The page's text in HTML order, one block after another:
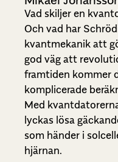
Vad skiljer en
Och vad har
kvantmekanik att
god väg att
framtiden kommer
komplicerade
Med
lyckas lösa
som händer i
hjärnan.